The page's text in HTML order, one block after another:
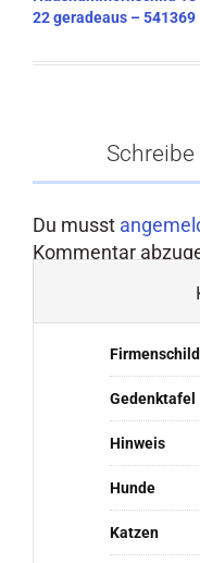
22 geradeaus – 541369
Du musst
Kommentar
Gedenktafel
Hinweis
Hunde
Katzen